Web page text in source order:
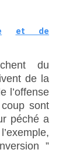
et de
du
de la
l’offense
sont
péché a
”